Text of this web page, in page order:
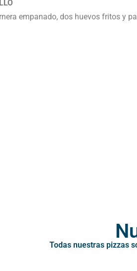
empanado, dos huevos fritos y
Todas nuestras pizzas